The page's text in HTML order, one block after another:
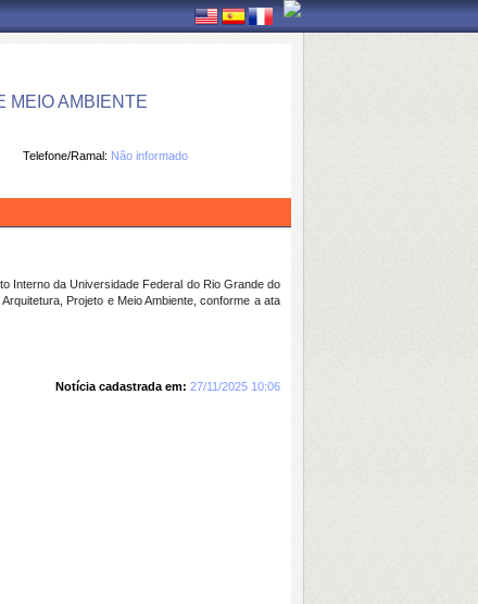
MEIO AMBIENTE
Telefone/Ramal: Não informado
Interno da Universidade Federal do Rio Grande do
Projeto e Meio Ambiente, conforme a ata
Notícia cadastrada em: 27/11/2025 10:06